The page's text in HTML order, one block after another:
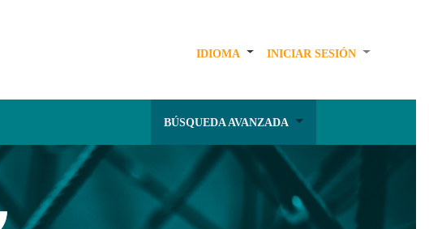
IDIOMA INICIAR SESIÓN
BÚSQUEDA AVANZADA